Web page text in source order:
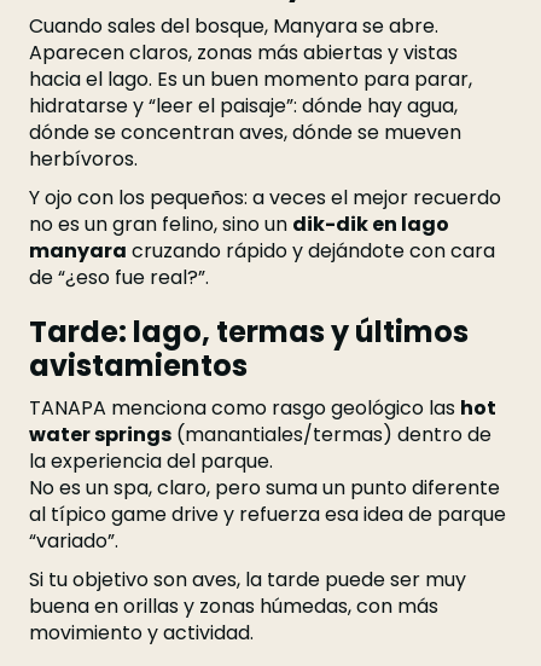
Cuando sales del bosque, Manyara se abre.
Aparecen claros, zonas más abiertas y vistas
hacia el lago. Es un buen momento para parar,
hidratarse y “leer el paisaje”: dónde hay agua,
dónde se concentran aves, dónde se mueven
herbívoros.
Y ojo con los pequeños: a veces el mejor recuerdo
no es un gran felino, sino un dik-dik en lago
manyara cruzando rápido y dejándote con cara
de “¿eso fue real?”.
Tarde: lago, termas y últimos
avistamientos
TANAPA menciona como rasgo geológico las hot
water springs (manantiales/termas) dentro de
la experiencia del parque.
No es un spa, claro, pero suma un punto diferente
al típico game drive y refuerza esa idea de parque
“variado”.
Si tu objetivo son aves, la tarde puede ser muy
buena en orillas y zonas húmedas, con más
movimiento y actividad.